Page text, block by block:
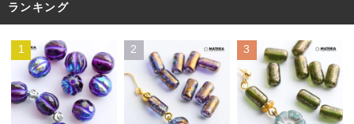
ランキング
1 2 3